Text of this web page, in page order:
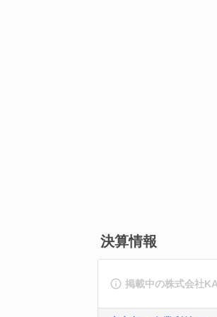
決算情報
掲載中の株式会社